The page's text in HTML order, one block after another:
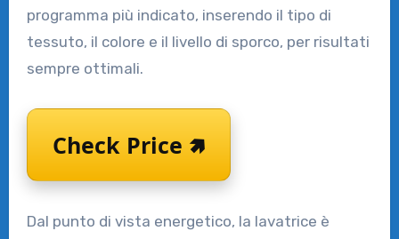
programma più indicato, inserendo il tipo di
tessuto, il colore e il livello di sporco, per risultati
sempre ottimali.
Check Price 🢅
Dal punto di vista energetico, la lavatrice è